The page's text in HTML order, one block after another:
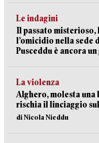
Le indagini
Il passato misterioso,
l’omicidio nella sede
Pusceddu è ancora
La violenza
Alghero, molesta una
rischia il linciaggio sul
di Nicola Nieddu